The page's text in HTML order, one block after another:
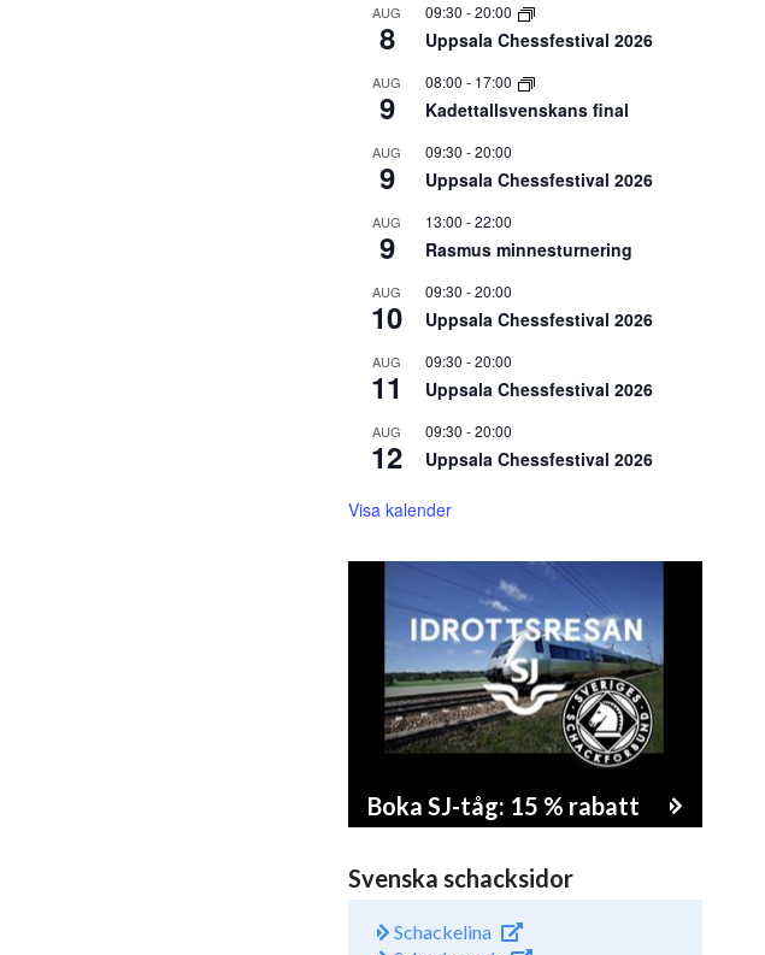
AUG
8
09:30 -20:00
Uppsala Chessfestival 2026
AUG
9
08:00 - 17:00
Kadettallsvenskans final
AUG
9
09:30 -20:00
Uppsala Chessfestival 2026
AUG
9
13:00 -22:00
Rasmus minnesturnering
AUG
10
09:30 -20:00
Uppsala Chessfestival 2026
AUG
11
09:30 -20:00
Uppsala Chessfestival 2026
AUG
12
09:30 -20:00
Uppsala Chessfestival 2026
Visa kalender
Boka SJ-tåg: 15 % rabatt
Svenska schacksidor
Schackelina